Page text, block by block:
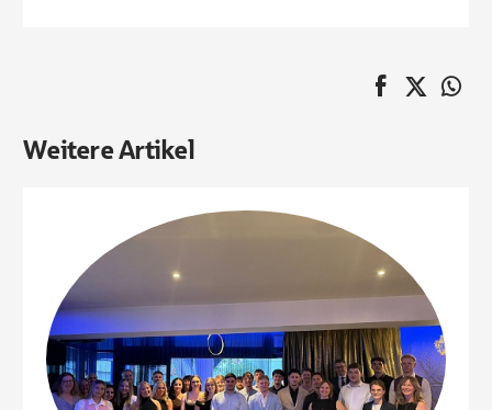
auf
Weitere Artikel